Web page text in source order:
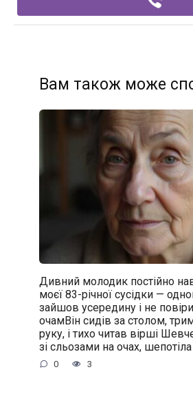
Вам також може
Дивний молодик постійно
моєї 83-річної сусідки —
зайшов усередину і не
очамВін сидів за столом,
руку, і тихо читав вірші
зі сльозами на очах,
0 3